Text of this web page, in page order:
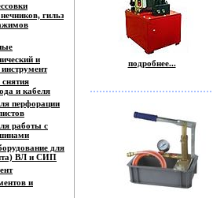
гильз
и
и кабеля
перфорации
работы с
для
ВЛ и СИП
и
подробнее...